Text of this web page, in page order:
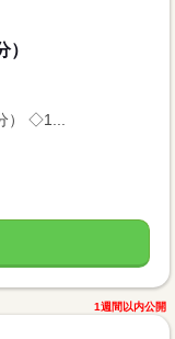
） ◇1...
1週間以内公開